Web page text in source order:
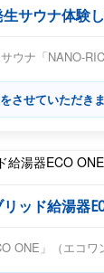
サウナ体験
ウナ「NANO-
させていただき
ッド給湯器
ONE」（エコワ